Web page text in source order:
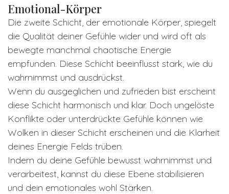
Emotional-Körper
Die zweite Schicht, der emotionale Körper, spiegelt
die Qualität deiner Gefühle wider und wird oft als
bewegte manchmal chaotische Energie
empfunden. Diese Schicht beeinflusst stark, wie du
wahrnimmst und ausdrückst.
Wenn du ausgeglichen und zufrieden bist erscheint
diese Schicht harmonisch und klar. Doch ungelöste
Konflikte oder unterdrückte Gefühle können wie
Wolken in dieser Schicht erscheinen und die Klarheit
deines Energie Felds trüben.
Indem du deine Gefühle bewusst wahrnimmst und
verarbeitest, kannst du diese Ebene stabilisieren
und dein emotionales wohl Stärken.